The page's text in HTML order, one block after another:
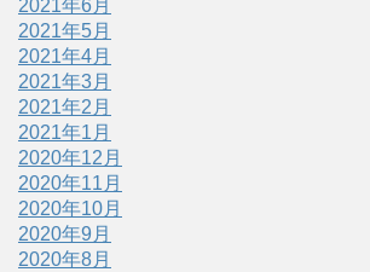
2021年6月
2021年5月
2021年4月
2021年3月
2021年2月
2021年1月
2020年12月
2020年11月
2020年10月
2020年9月
2020年8月